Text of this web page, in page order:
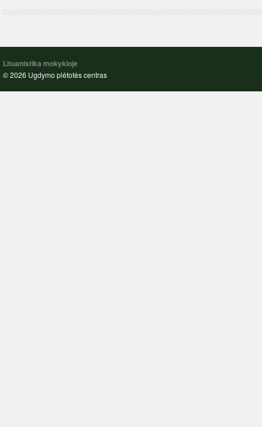
Lituanistika mokykloje
© 2026 Ugdymo plėtotės centras